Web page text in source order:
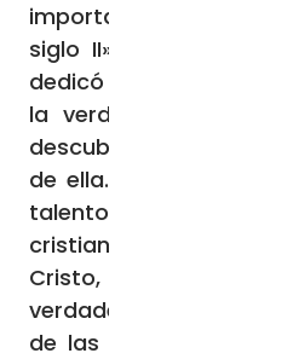
importante entre los
siglo II». San Justino,
dedicó su vida al saber
la verdad.
descubrió la fe y la
de ella. Llegó a ser un
talento fue puesto al
cristiana. Una vez
Cristo, Justino se
verdades reveladas por
de las herramientas